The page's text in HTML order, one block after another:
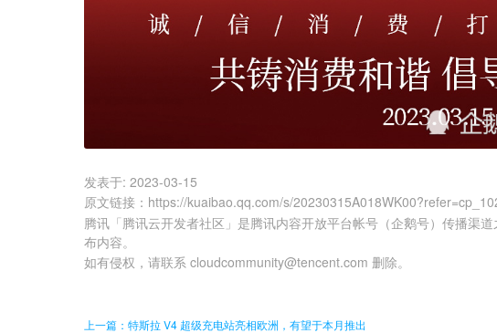
发表于: 2023-03-15
原文链接 ： https://kuaibao.qq.com/s/
腾讯「腾讯云开发者社区」是腾讯内容开放平台帐号（企鹅号）传播渠
布内容。
如有侵权，请联系 cloudcommunity@tencent.com 删除。
上一篇：特斯拉 V4 超级充电站亮相欧洲，有望于本月推出